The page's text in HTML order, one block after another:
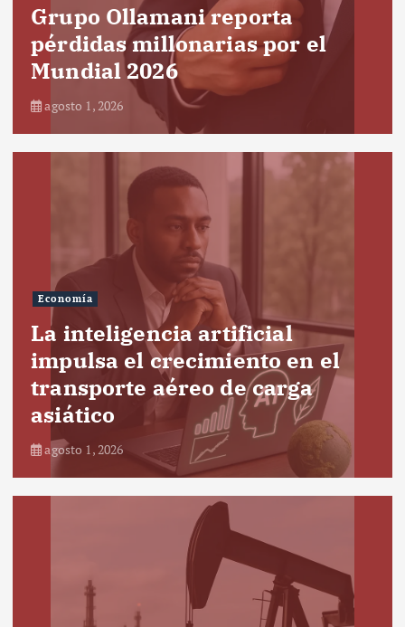
Grupo Ollamani reporta
pérdidas millonarias por el
Mundial 2026
agosto 1, 2026
Economía
La inteligencia artificial
impulsa el crecimiento en el
transporte aéreo de carga
asiático
agosto 1, 2026